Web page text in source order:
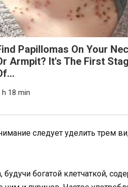
Papillomas On Your
Armpit? It's The First
h 18 min
следует уделить трем
будучи богатой клетчаткой,